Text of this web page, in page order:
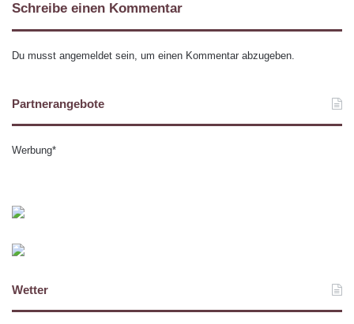
Schreibe einen Kommentar
Du musst angemeldet sein, um einen Kommentar abzugeben.
Partnerangebote
Werbung*
Wetter